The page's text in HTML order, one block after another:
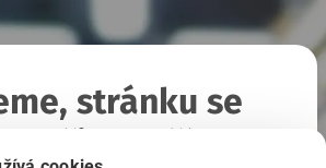
stránku se